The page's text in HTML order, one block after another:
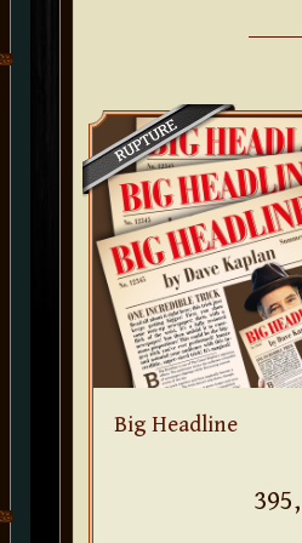
Big Headline